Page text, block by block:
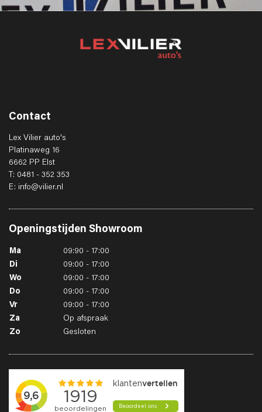
Contact
Lex Vilier auto's
Platinaweg 16
6662 PP Elst
T: 0481 - 352 353
E: info@vilier.nl
Openingstijden Showroom
Ma
09:90 - 17:00
Di
09:00 - 17:00
Wo
09:00 - 17:00
Do
09:00 - 17:00
Vr
09:00 - 17:00
Za
Op afspraak
Zo
Gesloten